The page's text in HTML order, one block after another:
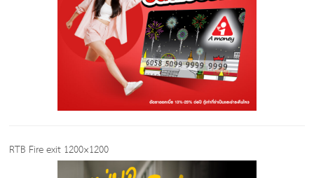
RTB Fire exit 1200×1200